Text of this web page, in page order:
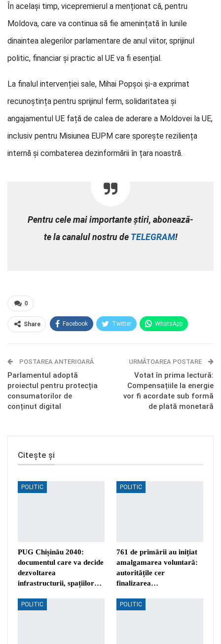
În același timp, vicepremierul a menționat că, pentru
Moldova, care va continua să fie amenințată în lunile
dinaintea alegerilor parlamentare de anul viitor, sprijinul
politic, financiar și practic al UE va fi esențial.
La finalul intervenției sale, Mihai Popșoi și-a exprimat
recunoștința pentru sprijinul ferm, solidaritatea și
angajamentul UE față de calea de aderare a Moldovei la UE,
inclusiv pentru Misiunea EUPM care sporește reziliența
internă și combaterea dezinformării în țara noastră.
Pentru cele mai importante știri, abonează-
te la canalul nostru deTELEGRAM!
0
Share Facebook Twitter WhatsApp
Telegram OK.ru
POSTAREA ANTERIOARĂ
Parlamentul adoptă
proiectul pentru protecția
consumatorilor de
conținut digital
URMĂTOAREA POSTARE
Votat în prima lectură:
Compensațiile la energie
vor fi acordate sub formă
de plată monetară
Citește și
POLITIC
PUG Chișinău 2040:
documentul care va decide
dezvoltarea
infrastructurii, spațiilor…
POLITIC
761 de primării au inițiat
amalgamarea voluntară:
autoritățile cer
finalizarea…
POLITIC POLITIC